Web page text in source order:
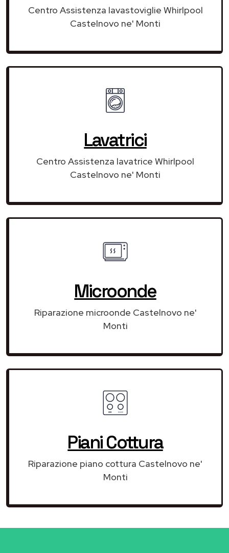
Centro Assistenza lavastoviglie Whirlpool
Castelnovo ne' Monti
Lavatrici
Centro Assistenza lavatrice Whirlpool
Castelnovo ne' Monti
Microonde
Riparazione microonde Castelnovo ne'
Monti
Piani Cottura
Riparazione piano cottura Castelnovo ne'
Monti